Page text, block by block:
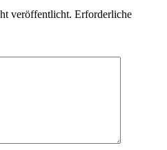
veröffentlicht. Erforderliche